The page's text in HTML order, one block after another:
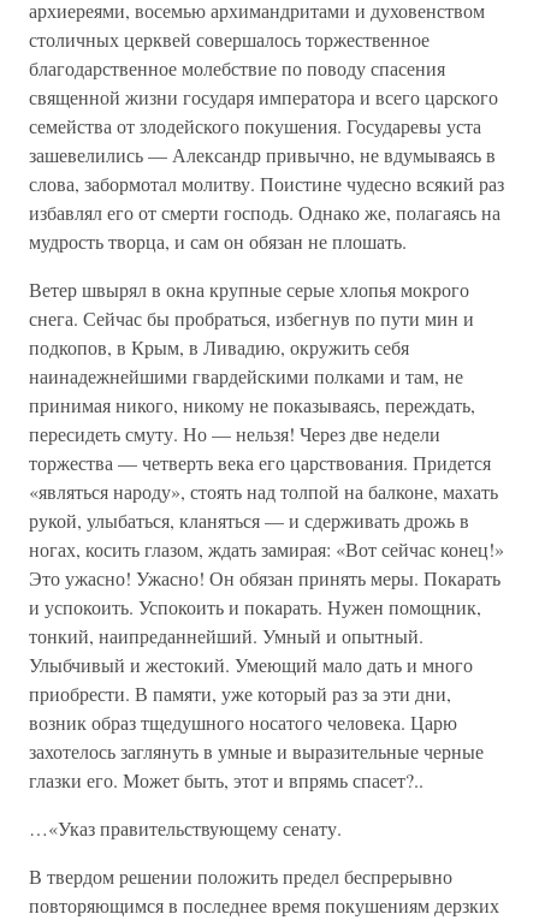
архиереями, восемью архимандритами и духовенством
столичных церквей совершалось торжественное
благодарственное молебствие по поводу спасения
священной жизни государя императора и всего царского
семейства от злодейского покушения. Государевы уста
зашевелились — Александр привычно, не вдумываясь в
слова, забормотал молитву. Поистине чудесно всякий раз
избавлял его от смерти господь. Однако же, полагаясь на
мудрость творца, и сам он обязан не плошать.
Ветер швырял в окна крупные серые хлопья мокрого
снега. Сейчас бы пробраться, избегнув по пути мин и
подкопов, в Крым, в Ливадию, окружить себя
наинадежнейшими гвардейскими полками и там, не
принимая никого, никому не показываясь, переждать,
пересидеть смуту. Но — нельзя! Через две недели
торжества — четверть века его царствования. Придется
«являться народу», стоять над толпой на балконе, махать
рукой, улыбаться, кланяться — и сдерживать дрожь в
ногах, косить глазом, ждать замирая: «Вот сейчас конец!»
Это ужасно! Ужасно! Он обязан принять меры. Покарать
и успокоить. Успокоить и покарать. Нужен помощник,
тонкий, наипреданнейший. Умный и опытный.
Улыбчивый и жестокий. Умеющий мало дать и много
приобрести. В памяти, уже который раз за эти дни,
возник образ тщедушного носатого человека. Царю
захотелось заглянуть в умные и выразительные черные
глазки его. Может быть, этот и впрямь спасет?..
…«Указ правительствующему сенату.
В твердом решении положить предел беспрерывно
повторяющимся в последнее время покушениям дерзких